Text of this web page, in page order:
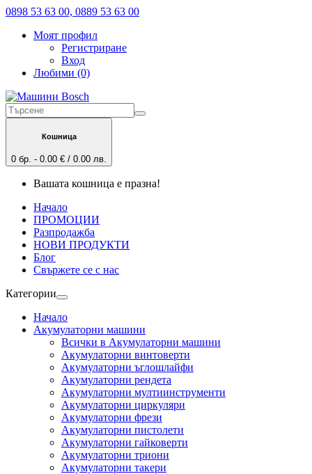
0898 53 63 00, 0889 53 63 00
Моят профил
Регистриране
Вход
Любими (0)
Кошница
0 бр. - 0.00 € / 0.00 лв.
Вашата кошница е празна!
Начало
ПРОМОЦИИ
Разпродажба
НОВИ ПРОДУКТИ
Блог
Свържете се с нас
Категории
Начало
Акумулаторни машини
Всички в Акумулаторни машини
Акумулаторни винтоверти
Акумулаторни ъглошлайфи
Акумулаторни рендета
Акумулаторни мултиинструменти
Акумулаторни циркуляри
Акумулаторни фрези
Акумулаторни пистолети
Акумулаторни гайковерти
Акумулаторни триони
Акумулаторни такери